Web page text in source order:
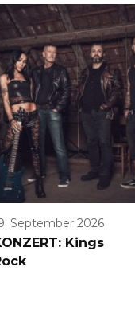
September 2026
Kings